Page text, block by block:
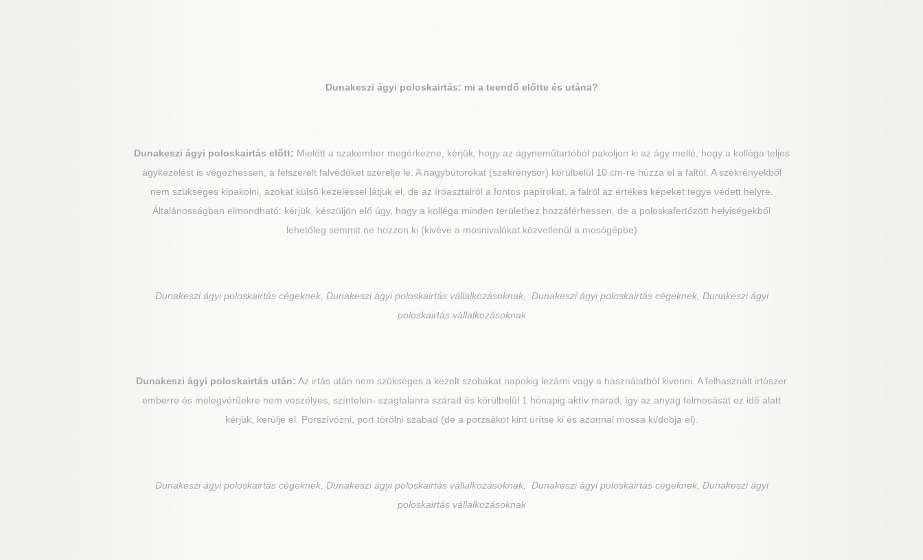
Dunakeszi ágyi poloskairtás: mi a teendő előtte és utána?
Dunakeszi ágyi poloskairtás előtt: Mielőtt a szakember megérkezne, kérjük, hogy az ágyneműtartóból pakoljon ki az ágy mellé, hogy a kolléga teljes
ágykezelést is végezhessen, a felszerelt falvédőket szerelje le. A nagybútorokat (szekrénysor) körülbelül 10 cm-re húzza el a faltól. A szekrényekből
nem szükséges kipakolni, azokat külső kezeléssel látjuk el, de az íróasztalról a fontos papírokat, a falról az értékes képeket tegye védett helyre.
Általánosságban elmondható: kérjük, készüljön elő úgy, hogy a kolléga minden területhez hozzáférhessen, de a poloskafertőzött helyiségekből
lehetőleg semmit ne hozzon ki (kivéve a mosnivalókat közvetlenül a mosógépbe)
Dunakesziágyi poloskairtás cégeknek, Dunakeszi ágyi poloskairtás vállalkozásoknak, Dunakeszi ágyi poloskairtás cégeknek, Dunakeszi ágyi
poloskairtás vállalkozásoknak
Dunakeszi ágyi poloskairtás után: Az irtás után nem szükséges a kezelt szobákat napokig lezárni vagy a használatból kivenni. A felhasznált irtószer
emberre és melegvérűekre nem veszélyes, színtelen- szagtalanra szárad és körülbelül 1 hónapig aktív marad, így az anyag felmosását ez idő alatt
kérjük, kerülje el. Porszívózni, port törölni szabad (de a porzsákot kint ürítse ki és azonnal mossa ki/dobja el).
Dunakesziágyi poloskairtás cégeknek, Dunakeszi ágyi poloskairtás vállalkozásoknak, Dunakeszi ágyi poloskairtás cégeknek, Dunakeszi ágyi
poloskairtás vállalkozásoknak